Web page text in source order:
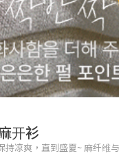
开衫
持凉爽，直到盛夏~ 麻纤维